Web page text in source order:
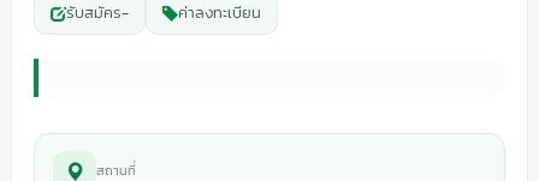
รับสมัคร- ค่าลงทะเบียน
สถานที่